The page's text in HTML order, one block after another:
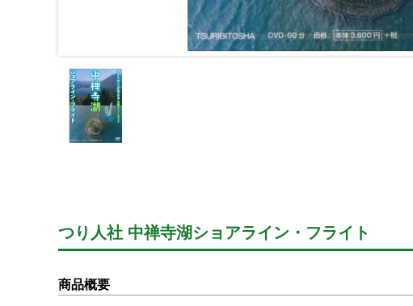
つり人社 中禅寺湖ショアライン・フライト
商品概要